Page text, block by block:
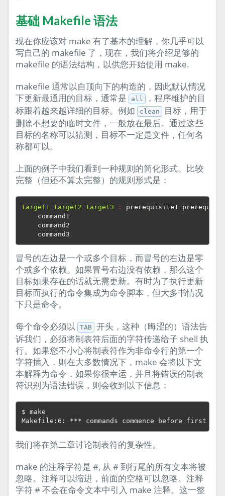
基础 Makefile 语法
现在你应该对 make 有了基本的理解，你几乎可以
写自己的 makefile 了，现在，我们将介绍足够的
makefile 的语法结构，以供您开始使用 make.
makefile 通常以自顶向下的构造的，因此默认情况
下更新最通用的目标，通常是
all
，程序维护的目
标跟着越来越详细的目标。例如
clean
目标，用于
删除不想要的临时文件，一般放在最后。通过这些
目标的名称可以猜测，目标不一定是文件，任何名
称都可以。
上面的例子中我们看到一种规则的简化形式。比较
完整（但还不算太完整）的规则形式是：
target1 target2 target3 : prerequisite1
    command1
    command2
冒号的左边是一个或多个目标，而冒号的右边是零
个或多个依赖。如果冒号右边没有依赖，那么这个
目标如果存在的话就无需更新。有时为了执行更新
目标而执行的命令集成为命令脚本，但大多书情况
下只是命令。
每个命令必须以
TAB 开头，这种（晦涩的）语法告
诉我们，必须将制表符后面的字符传递给子 shell 执
行。如果您不小心将制表符作为非命令行的第一个
字符插入，则在大多数情况下，make 会将以下文
本解释为命令，如果你很幸运，并且将错误的制表
符识别为语法错误，则会收到以下信息：
$ make
我们将在第二章讨论制表符的复杂性。
make 的注释字符是 #, 从 # 到行尾的所有文本将被
忽略。注释可以缩进，前面的空格可以忽略。注释
字符 # 不会在命令文本中引入 make 注释。这一整